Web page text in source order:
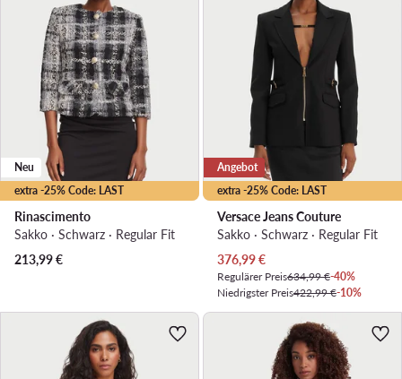
extra -25% Code: LAST
Neu
Rinascimento
Sakko · Schwarz · Regular Fit
213,99€
extra -25% Code: LAST
Angebot
Versace Jeans Couture
Sakko · Schwarz · Regular Fit
Aktueller Preis
376,99€
Regulärer Preis634,99 €-40%
Niedrigster Preis422,99 €-10%